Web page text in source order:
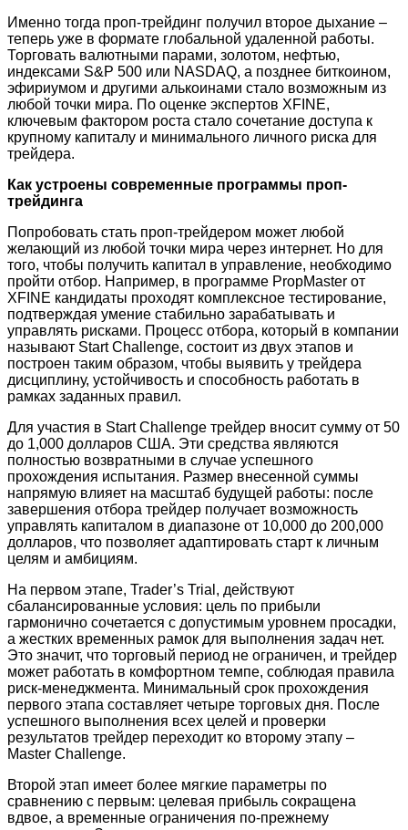
Именно тогда проп-трейдинг получил второе дыхание –
теперь уже в формате глобальной удаленной работы.
Торговать валютными парами, золотом, нефтью,
индексами S&P 500 или NASDAQ, а позднее биткоином,
эфириумом и другими алькоинами стало возможным из
любой точки мира. По оценке экспертов XFINE,
ключевым фактором роста стало сочетание доступа к
крупному капиталу и минимального личного риска для
трейдера.
Как устроены современные программы проп-
трейдинга
Попробовать стать проп-трейдером может любой
желающий из любой точки мира через интернет. Но для
того, чтобы получить капитал в управление, необходимо
пройти отбор. Например, в программе PropMaster от
XFINE кандидаты проходят комплексное тестирование,
подтверждая умение стабильно зарабатывать и
управлять рисками. Процесс отбора, который в компании
называют Start Challenge, состоит из двух этапов и
построен таким образом, чтобы выявить у трейдера
дисциплину, устойчивость и способность работать в
рамках заданных правил.
Для участия в Start Challenge трейдер вносит сумму от 50
до 1,000 долларов США. Эти средства являются
полностью возвратными в случае успешного
прохождения испытания. Размер внесенной суммы
напрямую влияет на масштаб будущей работы: после
завершения отбора трейдер получает возможность
управлять капиталом в диапазоне от 10,000 до 200,000
долларов, что позволяет адаптировать старт к личным
целям и амбициям.
На первом этапе, Trader’s Trial, действуют
сбалансированные условия: цель по прибыли
гармонично сочетается с допустимым уровнем просадки,
а жестких временных рамок для выполнения задач нет.
Это значит, что торговый период не ограничен, и трейдер
может работать в комфортном темпе, соблюдая правила
риск-менеджмента. Минимальный срок прохождения
первого этапа составляет четыре торговых дня. После
успешного выполнения всех целей и проверки
результатов трейдер переходит ко второму этапу –
Master Challenge.
Второй этап имеет более мягкие параметры по
сравнению с первым: целевая прибыль сокращена
вдвое, а временные ограничения по-прежнему